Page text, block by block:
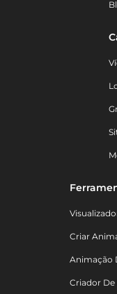
Criar
Animação
Criador